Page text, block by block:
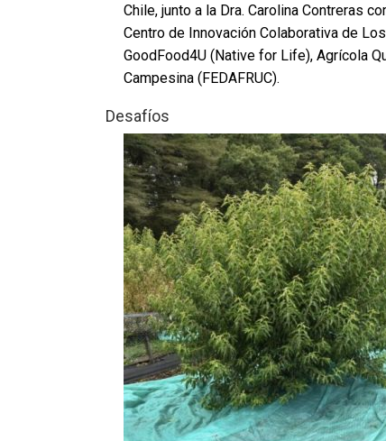
Chile, junto a la Dra. Carolina Contreras
Centro de Innovación Colaborativa de
GoodFood4U (Native for Life), Agrícola
Campesina (FEDAFRUC).
Desafíos